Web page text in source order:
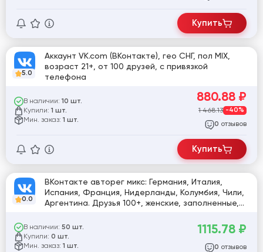
Купить
5.0
Аккаунт VK.com (ВКонтакте), гео СНГ, пол MIX,
возраст 21+, от 100 друзей, с привязкой
телефона
В наличии: 10 шт.
Купили: 1 шт.
Мин. заказ: 1 шт.
880.88 ₽
1 468.13 -40%
0 отзывов
Купить
0.0
ВКонтакте авторег микс: Германия, Италия,
Испания, Франция, Нидерланды, Колумбия, Чили,
Аргентина. Друзья 100+, женские, заполненные,
В наличии: 50 шт.
Купили: 0 шт.
Мин. заказ: 1 шт.
1115.78 ₽
0 отзывов